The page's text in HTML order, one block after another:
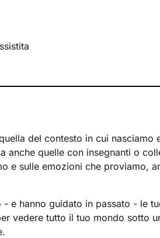
del contesto in cui nasciamo
anche quelle con insegnanti o
e sulle emozioni che proviamo,
- e hanno guidato in passato - le
vedere tutto il tuo mondo sotto